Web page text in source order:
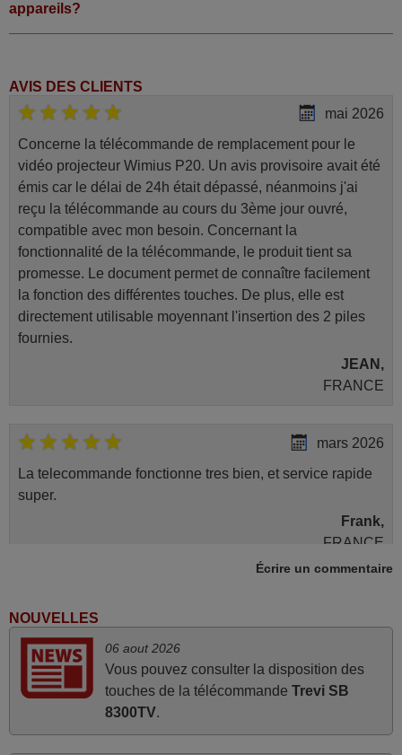
appareils?
AVIS DES CLIENTS
mai 2026
Concerne la télécommande de remplacement pour le
vidéo projecteur Wimius P20. Un avis provisoire avait été
émis car le délai de 24h était dépassé, néanmoins j'ai
reçu la télécommande au cours du 3ème jour ouvré,
compatible avec mon besoin. Concernant la
fonctionnalité de la télécommande, le produit tient sa
promesse. Le document permet de connaître facilement
la fonction des différentes touches. De plus, elle est
directement utilisable moyennant l'insertion des 2 piles
fournies.
JEAN,
FRANCE
mars 2026
La telecommande fonctionne tres bien, et service rapide
super.
Frank,
FRANCE
Tout bien.
FRANCE
mars 2026
Écrire un commentaire
NOUVELLES
06 aout 2026
Vous pouvez consulter la disposition des
touches de la télécommande Trevi SB
8300TV.